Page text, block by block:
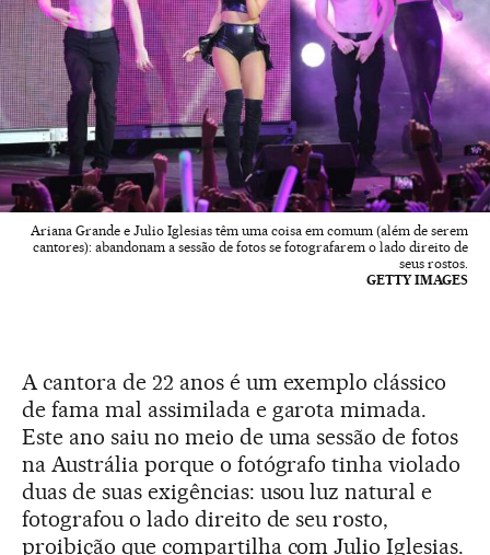
Ariana Grande e Julio Iglesias têm uma coisa em comum (além de serem
cantores): abandonam a sessão de fotos se fotografarem o lado direito de
seus rostos.
GETTY IMAGES
A cantora de 22 anos é um exemplo clássico
de fama mal assimilada e garota mimada.
Este ano saiu no meio de uma sessão de fotos
na Austrália porque o fotógrafo tinha violado
duas de suas exigências: usou luz natural e
fotografou o lado direito de seu rosto,
proibição que compartilha com Julio Iglesias.